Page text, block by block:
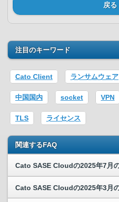
戻る
注目のキーワード
Cato Client ランサムウェア
中国国内 socket VPN
TLS ライセンス
関連するFAQ